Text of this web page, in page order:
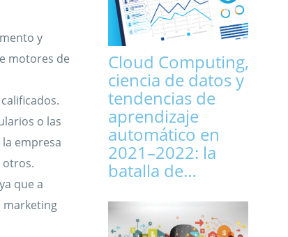
y
motores de
o las
empresa
otros.
que a
marketing
Cloud Computing,
ciencia de datos y
tendencias de
aprendizaje
automático en
2021–2022: la
batalla de…